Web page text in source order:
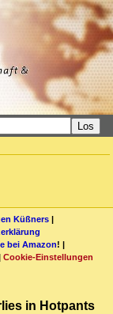
Los
Küßners |
bei Amazon! |
Cookie-Einstellungen
in Hotpants